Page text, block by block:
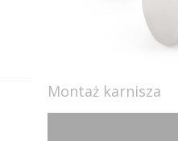
Montaż karnisza